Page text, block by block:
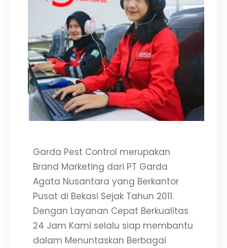
Garda Pest Control merupakan
Brand Marketing dari PT Garda
Agata Nusantara yang Berkantor
Pusat di Bekasi Sejak Tahun 2011.
Dengan Layanan Cepat Berkualitas
24 Jam Kami selalu siap membantu
dalam Menuntaskan Berbagai